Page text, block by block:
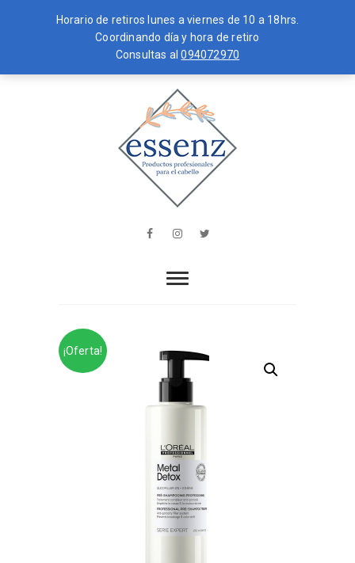
Horario de retiros lunes a viernes de 10 a 18hrs.
Coordinando día y hora de retiro
Consultas al094072970
to
essenz
EL CABELLO
FacebookInstagram
¡Oferta!